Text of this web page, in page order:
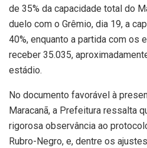
de 35% da capacidade total do
duelo com o Grêmio, dia 19, a
40%, enquanto a partida com os
receber 35.035,
estádio.
No documento favorável à
Maracanã, a Prefeitura ressalta
rigorosa observância ao
Rubro-Negro, e, dentre os